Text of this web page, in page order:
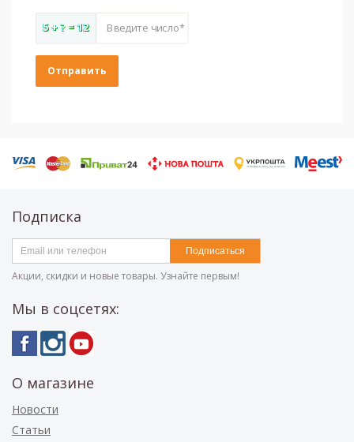
5 + ? = 12 Введите число*
Подписка
Подписаться
Акции, скидки и новые товары. Узнайте первым!
Мы в соцсетях:
О магазине
Новости
Статьи